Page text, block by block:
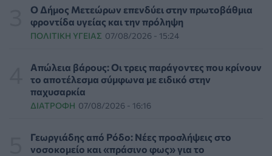
ΨΥΧΙΚΉ ΥΓΕΊΑ 07/08/2026 - 18:11
Επιπλέον πόροι 12,5 εκατ. ευρώ στις Περιφέρειες για
ΕΠΙΚΑΙΡΌΤΗΤΑ 07/08/2026 - 17:42
Συναγερμός στις ΗΠΑ για φονικό μύκητα που αντέχει
και στα φάρμακα
Πέθανε στα 26 της η influencer Σίντνεϊ Τάουλ που
Ο Δήμος Μετεώρων επενδύει στην πρωτοβάθμια
φροντίδα υγείας και την πρόληψη
ΠΟΛΙΤΙΚΉ ΥΓΕΊΑΣ 07/08/2026 - 15:24
Απώλεια βάρους: Οι τρεις παράγοντες που κρίνουν
το αποτέλεσμα σύμφωνα με ειδικό στην
παχυσαρκία
ΔΙΑΤΡΟΦΉ 07/08/2026 - 16:16
Γεωργιάδης από Ρόδο: Νέες προσλήψεις στο
νοσοκομείο και «πράσινο φως» για το